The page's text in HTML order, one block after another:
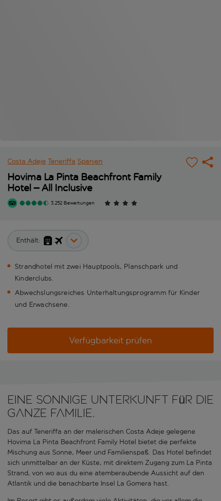
Costa Adeje Teneriffa Spanien
Hovima La Pinta Beachfront Family
Hotel – All Inclusive
3.252 Bewertungen
Enthält:
Strandhotel mit zwei Hauptpools, Planschpark und
Kinderclubs.
Abwechslungsreiches Unterhaltungsprogramm für Kinder
und Erwachsene.
Verfügbarkeit prüfen
Eine sonnige Unterkunft für die
ganze Familie.
Das auf Teneriffa an der malerischen Costa Adeje gelegene
Hovima La Pinta Beachfront Family Hotel bietet die perfekte
Mischung aus Sonne, Meer und Familienspaß. Das Hotel befindet
sich unmittelbar an der Küste, mit direktem Zugang zum La Pinta
Strand, von wo aus du eine atemberaubende Aussicht auf den
Atlantik und die benachbarte Insel La Gomera hast.